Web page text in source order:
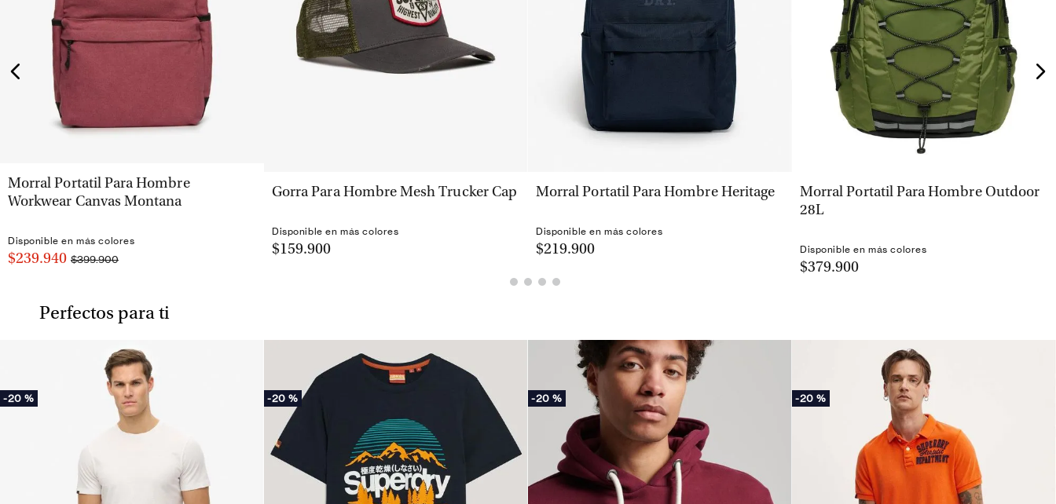
VISTA RÁPIDA
Morral Portatil Para Hombre
Workwear Canvas Montana
Disponible en más colores
$239.940 $399.900
VISTA RÁPIDA
Gorra Para Hombre Mesh Trucker Cap
Disponible en más colores
$159.900
VISTA RÁPIDA
Morral Portatil Para Hombre Heritage
Disponible en más colores
$219.900
VISTA RÁPIDA
Morral Portatil Para Hombre Outdoor
28L
Disponible en más colores
$379.900
Perfectos para ti
-20 % -20 % -20 % -20 %